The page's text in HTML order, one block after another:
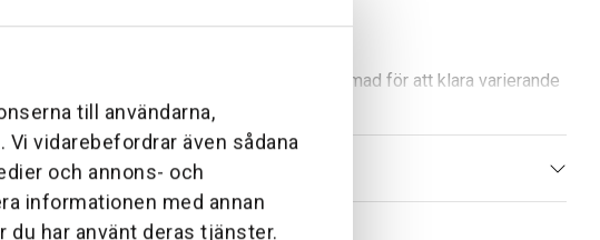
till användarna,
vidarebefordrar även sådana
och annons- och
informationen med annan
har använt deras tjänster.
balkonger eller terrasser. Den är utformad för att klara varierande
innerslangen och textilytterslangen säkerställer hög prestanda,